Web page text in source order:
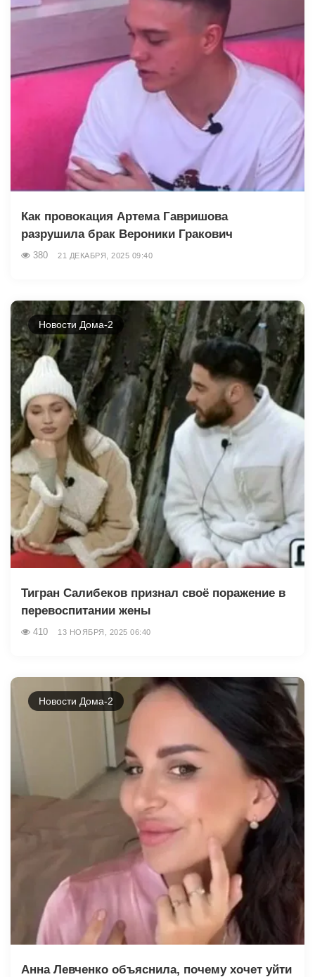
Как провокация Артема Гавришова
разрушила брак Вероники Гракович
380 21 ДЕКАБРЯ, 2025 09:40
Новости Дома-2
Тигран Салибеков признал своё поражение в
перевоспитании жены
410 13 НОЯБРЯ, 2025 06:40
Новости Дома-2
Анна Левченко объяснила, почему хочет уйти